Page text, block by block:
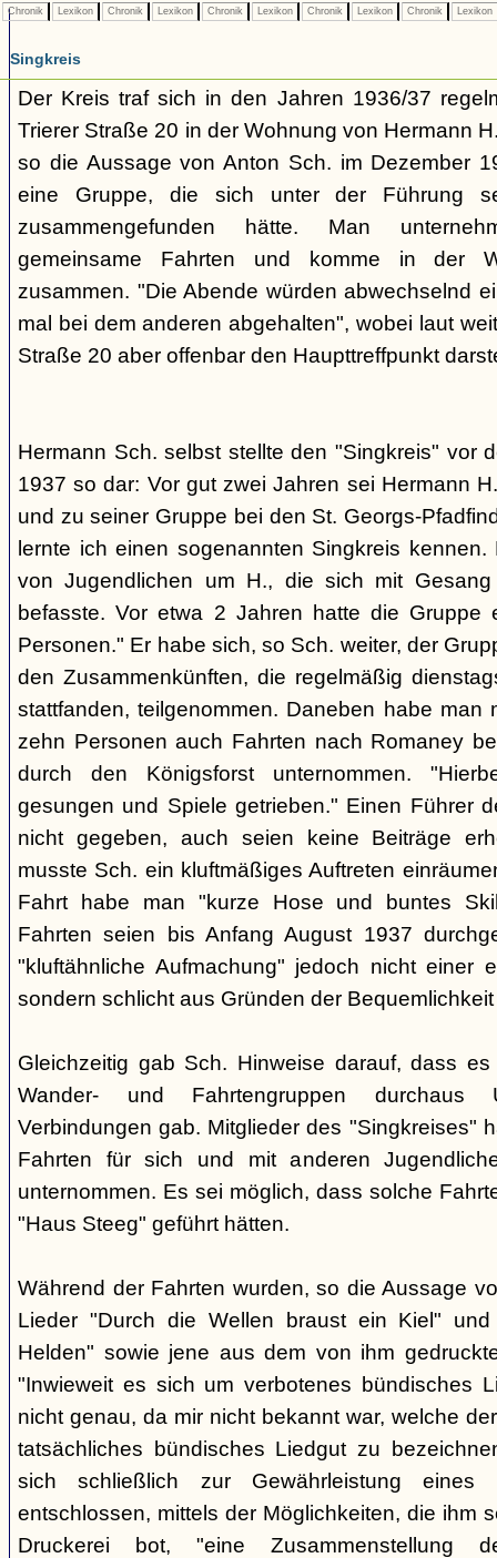
Chronik Lexikon Chronik Lexikon Chronik Lexikon Chronik Lexikon Chronik Lexikon
Singkreis
Der Kreis traf sich in den Jahren 1936/37
Trierer Straße 20 in der Wohnung von Hermann
so die Aussage von Anton Sch. im Dezember
eine Gruppe, die sich unter der Führung
zusammengefunden hätte. Man
gemeinsame Fahrten und komme in der
zusammen. "Die Abende würden abwechselnd
mal bei dem anderen abgehalten", wobei laut
Straße 20 aber offenbar den Haupttreffpunkt
Hermann Sch. selbst stellte den "Singkreis" vor
1937 so dar: Vor gut zwei Jahren sei Hermann
und zu seiner Gruppe bei den St. Georgs-
lernte ich einen sogenannten Singkreis
von Jugendlichen um H., die sich mit
befasste. Vor etwa 2 Jahren hatte die Gruppe
Personen." Er habe sich, so Sch. weiter, der
den Zusammenkünften, die regelmäßig
stattfanden, teilgenommen. Daneben habe man
zehn Personen auch Fahrten nach Romaney
durch den Königsforst unternommen.
gesungen und Spiele getrieben." Einen Führer
nicht gegeben, auch seien keine Beiträge
musste Sch. ein kluftmäßiges Auftreten
Fahrt habe man "kurze Hose und buntes
Fahrten seien bis Anfang August 1937
"kluftähnliche Aufmachung" jedoch nicht einer
sondern schlicht aus Gründen der
Gleichzeitig gab Sch. Hinweise darauf, dass
Wander- und Fahrtengruppen durchaus
Verbindungen gab. Mitglieder des "Singkreises"
Fahrten für sich und mit anderen
unternommen. Es sei möglich, dass solche
"Haus Steeg" geführt hätten.
Während der Fahrten wurden, so die Aussage
Lieder "Durch die Wellen braust ein Kiel"
Helden" sowie jene aus dem von ihm
"Inwieweit es sich um verbotenes bündisches
nicht genau, da mir nicht bekannt war, welche
tatsächliches bündisches Liedgut zu
sich schließlich zur Gewährleistung eines
entschlossen, mittels der Möglichkeiten, die ihm
Druckerei bot, "eine Zusammenstellung